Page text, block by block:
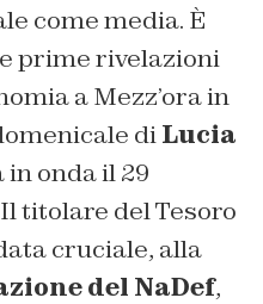
come media. È
prime rivelazioni
a Mezz’ora in
diLucia
in onda il 29
titolare del Tesoro
cruciale, alla
del NaDef,